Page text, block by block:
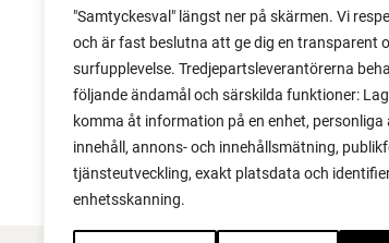
"Samtyckesval" längst ner på skärmen. Vi
och är fast beslutna att ge dig en transparent
surfupplevelse. Tredjepartsleverantörerna
följande ändamål och särskilda funktioner:
komma åt information på en enhet, personliga
innehåll, annons- och innehållsmätning,
tjänsteutveckling, exakt platsdata och
enhetsskanning.